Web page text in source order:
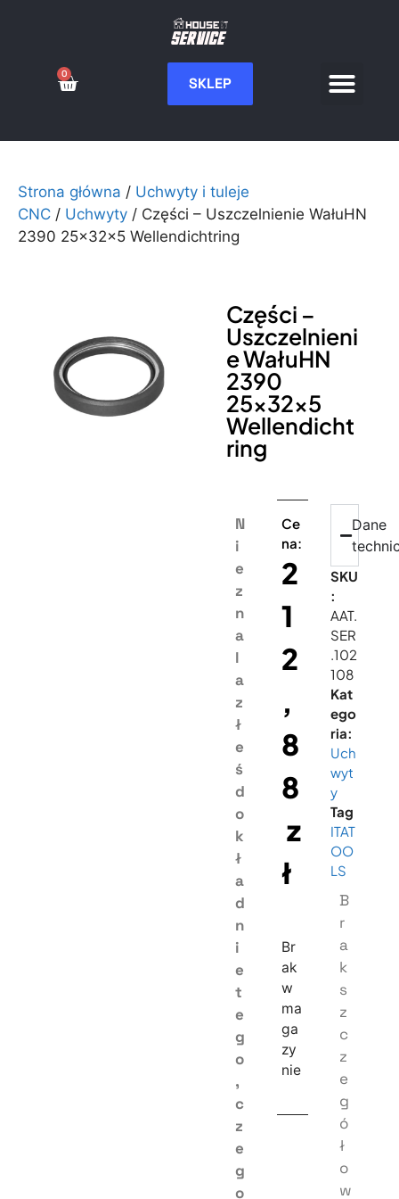
SKLEP
0
Strona główna / Uchwyty i tuleje
CNC / Uchwyty / Części – Uszczelnienie WałuHN
2390 25x32x5 Wellendichtring
Części –
Uszczelnieni
e WałuHN
2390
25x32x5
Wellendicht
ring
N
i
e
z
n
a
l
a
z
ł
e
ś
d
o
k
ł
a
d
n
i
e
t
e
g
o
,
c
z
e
g
o
Ce
na:
2
1
2
,
8
8
z
ł
Br
ak
w
ma
ga
zy
nie
Dane
SKU
:
AAT.
SER
.102
108
Kat
ego
ria:
Uch
wyt
y
Tag
ITAT
OO
LS
B
r
a
k
s
z
c
z
e
g
ó
ł
o
w